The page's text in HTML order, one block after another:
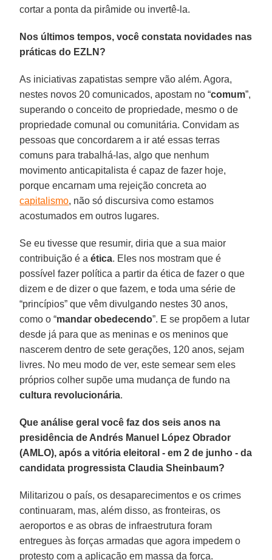
cortar a ponta da pirâmide ou invertê-la.
Nos últimos tempos, você constata novidades nas
práticas do EZLN?
As iniciativas zapatistas sempre vão além. Agora,
nestes novos 20 comunicados, apostam no “comum”,
superando o conceito de propriedade, mesmo o de
propriedade comunal ou comunitária. Convidam as
pessoas que concordarem a ir até essas terras
comuns para trabalhá-las, algo que nenhum
movimento anticapitalista é capaz de fazer hoje,
porque encarnam uma rejeição concreta ao
capitalismo, não só discursiva como estamos
acostumados em outros lugares.
Se eu tivesse que resumir, diria que a sua maior
contribuição é aética. Eles nos mostram que é
possível fazer política a partir da ética de fazer o que
dizem e de dizer o que fazem, e toda uma série de
“princípios” que vêm divulgando nestes 30 anos,
como o “mandar obedecendo”. E se propõem a lutar
desde já para que as meninas e os meninos que
nascerem dentro de sete gerações, 120 anos, sejam
livres. No meu modo de ver, este semear sem eles
próprios colher supõe uma mudança de fundo na
cultura revolucionária.
Que análise geral você faz dos seis anos na
presidência de Andrés Manuel López Obrador
(AMLO), após a vitória eleitoral - em 2 de junho - da
candidata progressista Claudia Sheinbaum?
Militarizou o país, os desaparecimentos e os crimes
continuaram, mas, além disso, as fronteiras, os
aeroportos e as obras de infraestrutura foram
entregues às forças armadas que agora impedem o
protesto com a aplicação em massa da força.